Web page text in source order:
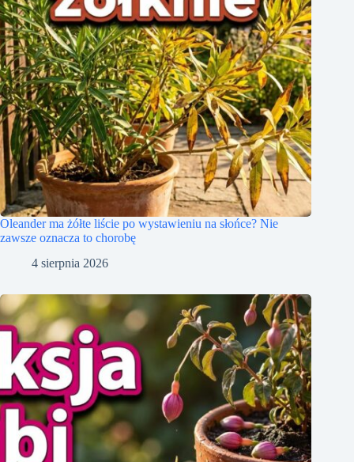
Oleander ma żółte liście po wystawieniu na słońce? Nie
zawsze oznacza to chorobę
4 sierpnia 2026